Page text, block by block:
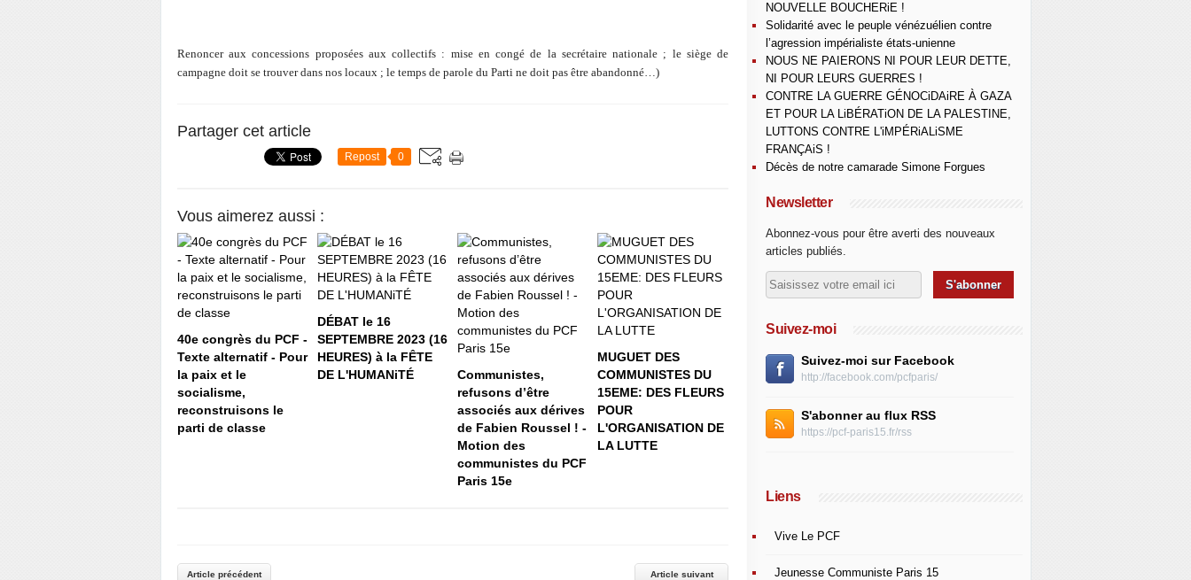
Renoncer aux concessions proposées aux collectifs : mise en congé de la secrétaire nationale ; le siège de
campagne doit se trouver dans nos locaux ; le temps de parole du Parti ne doit pas être abandonné…)
Partager cet article
Repost 0
Vous aimerez aussi :
40e congrès du PCF -
Texte alternatif - Pour
la paix et le
socialisme,
reconstruisons le
parti de classe
DÉBAT le 16
SEPTEMBRE 2023 (16
HEURES) à la FÊTE
DE L'HUMANiTÉ
Communistes,
refusons d’être
associés aux dérives
de Fabien Roussel ! -
Motion des
communistes du PCF
Paris 15e
MUGUET DES
COMMUNISTES DU
15EME: DES FLEURS
POUR
L'ORGANISATION DE
LA LUTTE
Article précédent Article suivant
NOUVELLE BOUCHERiE !
Solidarité avec le peuple vénézuélien contre
l’agression impérialiste états-unienne
NOUS NE PAIERONS NI POUR LEUR DETTE,
NI POUR LEURS GUERRES !
CONTRE LA GUERRE GÉNOCiDAiRE À GAZA
ET POUR LA LiBÉRATiON DE LA PALESTINE,
LUTTONS CONTRE L'iMPÉRiALiSME
FRANÇAiS !
Décès de notre camarade Simone Forgues
Newsletter
Abonnez-vous pour être averti des nouveaux
articles publiés.
Suivez-moi
Suivez-moi sur Facebook
http://facebook.com/pcfparis/
S'abonner au flux RSS
https://pcf-paris15.fr/rss
Liens
Vive Le PCF
Jeunesse Communiste Paris 15